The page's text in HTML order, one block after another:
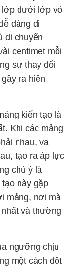
lớp dưới lớp vỏ
dàng di
di chuyển
centimet mỗi
sự thay đổi
ra hiện
kiến tạo là
Khi các mảng
nhau, va
tạo ra áp lực
chú ý là
này gặp
mảng, nơi mà
và thường
ngưỡng chịu
một cách đột